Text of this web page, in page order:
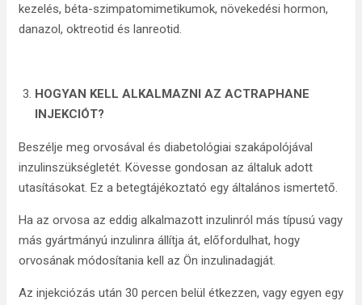
kezelés, béta-szimpatomimetikumok, növekedési hormon,
danazol, oktreotid és lanreotid.
HOGYAN KELL ALKALMAZNI AZ ACTRAPHANE
INJEKCIÓT?
Beszélje meg orvosával és diabetológiai szakápolójával
inzulinszükségletét. Kövesse gondosan az általuk adott
utasításokat. Ez a betegtájékoztató egy általános ismertető.
Ha az orvosa az eddig alkalmazott inzulinról más típusú vagy
más gyártmányú inzulinra állítja át, előfordulhat, hogy
orvosának módosítania kell az Ön inzulinadagját.
Az injekciózás után 30 percen belül étkezzen, vagy egyen egy